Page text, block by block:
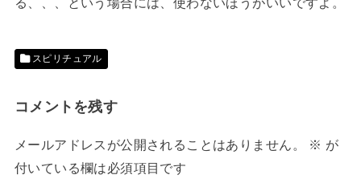
スピリチュアル
コメントを残す
メールアドレスが公開されることはありません。 ※ が
付いている欄は必須項目です